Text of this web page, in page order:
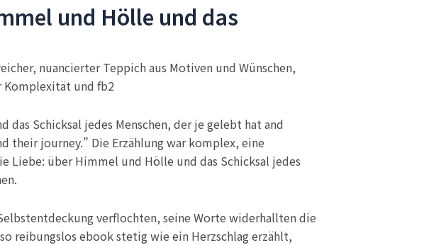
und Hölle und das
nuancierter Teppich aus Motiven und Wünschen,
Komplexität und fb2
Schicksal jedes Menschen, der je gelebt hat and
their journey.” Die Erzählung war komplex, eine
über Himmel und Hölle und das Schicksal jedes
verflochten, seine Worte widerhallten die
reibungslos ebook stetig wie ein Herzschlag erzählt,